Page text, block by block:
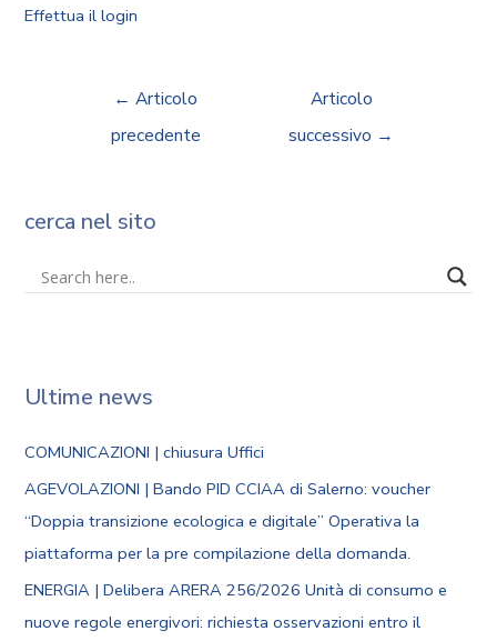
Effettua il login
← Articolo
precedente
Articolo
successivo →
cerca nel sito
Ultime news
COMUNICAZIONI | chiusura Uffici
AGEVOLAZIONI | Bando PID CCIAA di Salerno: voucher
“Doppia transizione ecologica e digitale” Operativa la
piattaforma per la pre compilazione della domanda.
ENERGIA | Delibera ARERA 256/2026 Unità di consumo e
nuove regole energivori: richiesta osservazioni entro il